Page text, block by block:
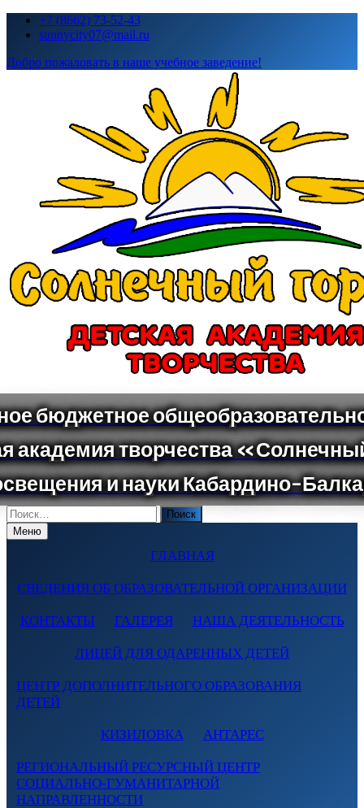
Перейти+7 (8662) 73-52-43
sunnycity07@mail.ru
Добро пожаловать в наше учебное заведение!
Поиск
по:Меню
ГЛАВНАЯ
СВЕДЕНИЯ ОБ ОБРАЗОВАТЕЛЬНОЙ ОРГАНИЗАЦИИ
КОНТАКТЫ ГАЛЕРЕЯ НАША ДЕЯТЕЛЬНОСТЬ
ЛИЦЕЙ ДЛЯ ОДАРЕННЫХ ДЕТЕЙ
ЦЕНТР ДОПОЛНИТЕЛЬНОГО ОБРАЗОВАНИЯ
ДЕТЕЙ
КИЗИЛОВКА АНТАРЕС
РЕГИОНАЛЬНЫЙ РЕСУРСНЫЙ ЦЕНТР
СОЦИАЛЬНО-ГУМАНИТАРНОЙ
НАПРАВЛЕННОСТИ